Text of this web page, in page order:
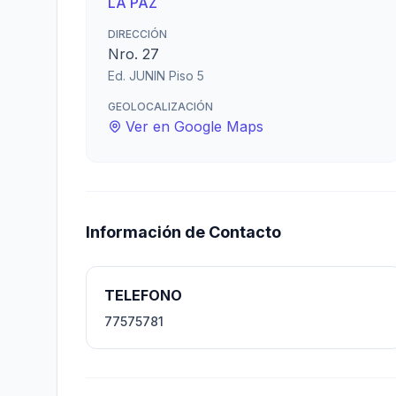
DIRECCIÓN
Nro. 27
Ed. JUNIN Piso 5
GEOLOCALIZACIÓN
Ver en Google Maps
Información de Contacto
TELEFONO
77575781